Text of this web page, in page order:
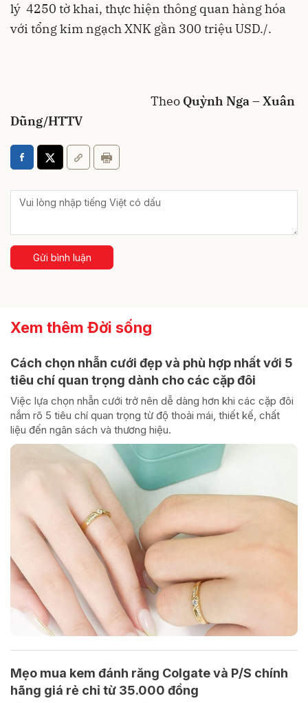
lý 4250 tờ khai, thực hiện thông quan hàng hóa
với tổng kim ngạch XNK gần 300 triệu USD./.
Theo Quỳnh Nga – Xuân
Dũng/HTTV
Gửi bình luận
Xem thêm Đời sống
Cách chọn nhẫn cưới đẹp và phù hợp nhất với 5
tiêu chí quan trọng dành cho các cặp đôi
Việc lựa chọn nhẫn cưới trở nên dễ dàng hơn khi các cặp đôi
nắm rõ 5 tiêu chí quan trọng từ độ thoải mái, thiết kế, chất
liệu đến ngân sách và thương hiệu.
Mẹo mua kem đánh răng Colgate và P/S chính
hãng giá rẻ chỉ từ 35.000 đồng